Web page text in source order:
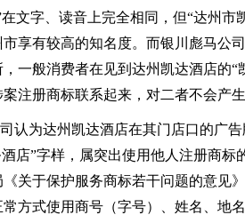
文字、读音上完全相同，但“达州
享有较高的知名度。而银川彪马公
一般消费者在见到达州凯达酒店的
案注册商标联系起来，对二者不会产
认为达州凯达酒店在其门店口的广
店”字样，属突出使用他人注册商
关于保护服务商标若干问题的意见
方式使用商号（字号）、姓名、地